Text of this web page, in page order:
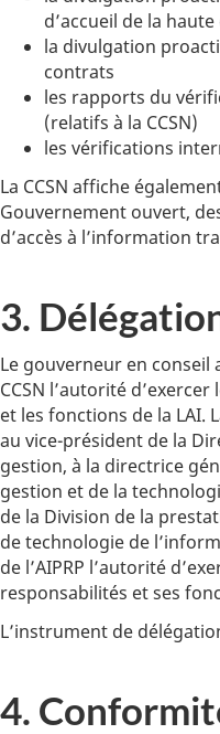
d’accueil de la
la divulgation
contrats
les rapports du
(relatifs à la CCSN)
les vérifications
La CCSN affiche
Gouvernement ouvert,
d’accès à l’information
3.
Le gouverneur en conseil
CCSN l’autorité
et les fonctions de la LAI.
au vice-président de la
gestion, à la directrice
gestion et de la
de la Division de la
de technologie de
de l’AIPRP l’autorité
responsabilités et ses
L’instrument de
4.